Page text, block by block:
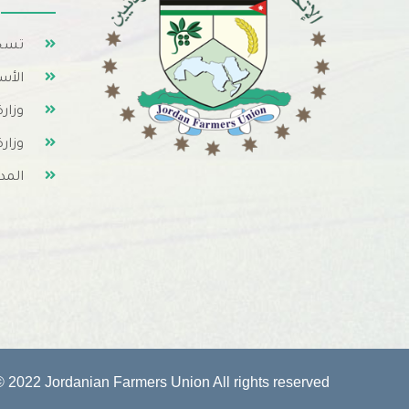
2022 Jordanian Farmers Union All rights reserved